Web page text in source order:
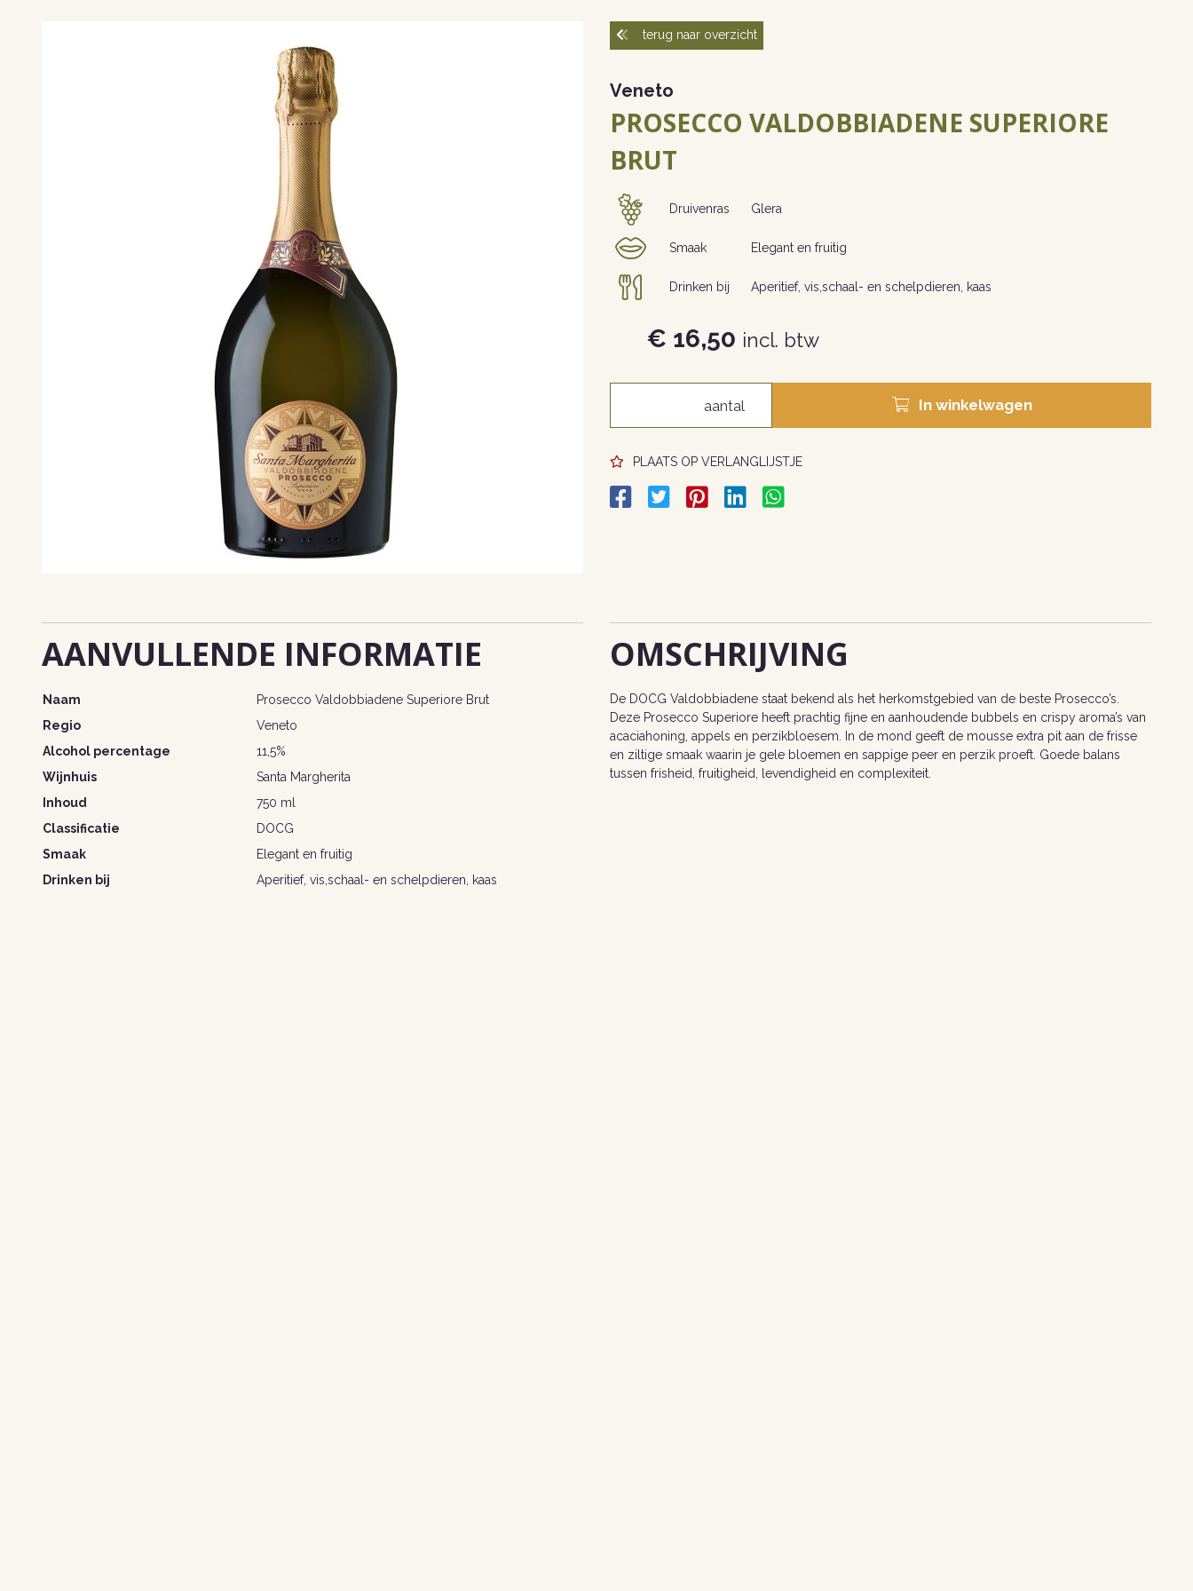
terug naar overzicht
Veneto
PROSECCO VALDOBBIADENE SUPERIORE
BRUT
Druivenras Glera
Smaak Elegant en fruitig
Drinken bij Aperitief, vis,schaal- en schelpdieren, kaas
€ 16,50 incl. btw
In winkelwagen
PLAATS OP VERLANGLIJSTJE
AANVULLENDE INFORMATIE
Naam
Prosecco Valdobbiadene Superiore Brut
Regio
Veneto
Alcohol percentage
11,5%
Wijnhuis
Santa Margherita
Inhoud
750 ml
Classificatie
DOCG
Smaak
Elegant en fruitig
Drinken bij
Aperitief, vis,schaal- en schelpdieren, kaas
OMSCHRIJVING
De DOCG Valdobbiadene staat bekend als het herkomstgebied van de beste Prosecco’s.
Deze Prosecco Superiore heeft prachtig fijne en aanhoudende bubbels en crispy aroma’s van
acaciahoning, appels en perzikbloesem. In de mond geeft de mousse extra pit aan de frisse
en ziltige smaak waarin je gele bloemen en sappige peer en perzik proeft. Goede balans
tussen frisheid, fruitigheid, levendigheid en complexiteit.